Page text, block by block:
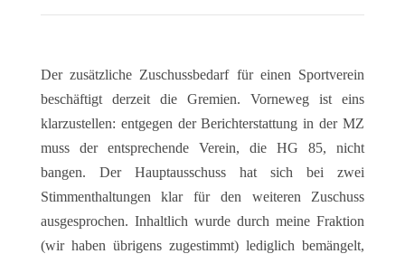
Der zusätzliche Zuschussbedarf für einen Sportverein
beschäftigt derzeit die Gremien. Vorneweg ist eins
klarzustellen: entgegen der Berichterstattung in der MZ
muss der entsprechende Verein, die HG 85, nicht
bangen. Der Hauptausschuss hat sich bei zwei
Stimmenthaltungen klar für den weiteren Zuschuss
ausgesprochen. Inhaltlich wurde durch meine Fraktion
(wir haben übrigens zugestimmt) lediglich bemängelt,